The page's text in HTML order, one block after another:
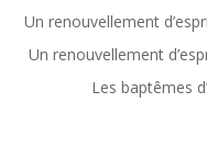
Un renouvellement
Un renouvellement
Les baptêmes